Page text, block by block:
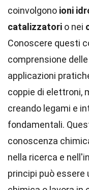
coinvolgono ioni
catalizzatori o nei
Conoscere questi
comprensione
applicazioni
coppie di elettroni,
creando legami e
fondamentali.
conoscenza
nella ricerca e
principi può essere